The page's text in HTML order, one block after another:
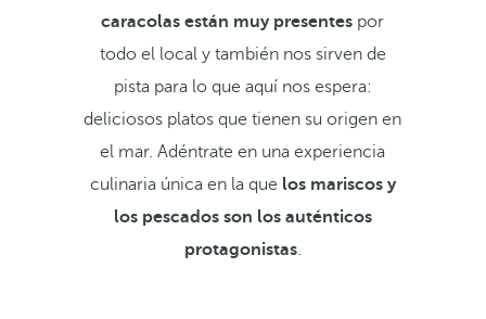
caracolas están muy presentes por
todo el local y también nos sirven de
pista para lo que aquí nos espera:
deliciosos platos que tienen su origen en
el mar. Adéntrate en una experiencia
culinaria única en la que los mariscos y
los pescados son los auténticos
protagonistas.